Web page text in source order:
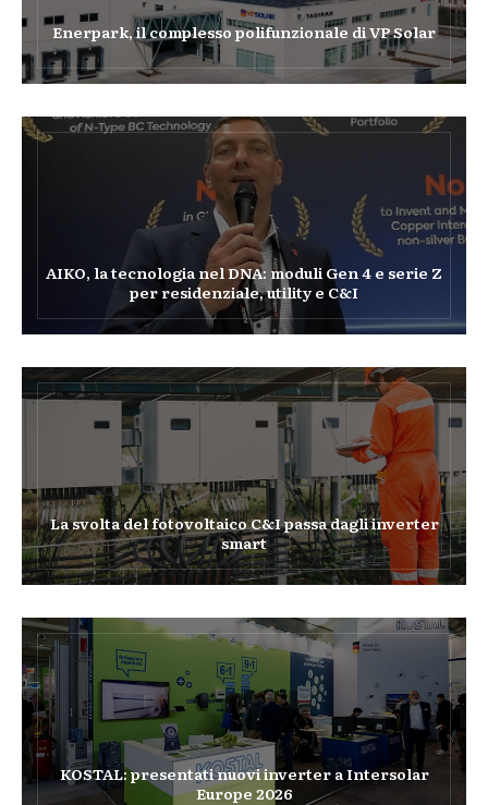
Enerpark, il complesso polifunzionale di VP Solar
AIKO, la tecnologia nel DNA: moduli Gen 4 e serie Z
per residenziale, utility e C&I
La svolta del fotovoltaico C&I passa dagli inverter
smart
KOSTAL: presentati nuovi inverter a Intersolar
Europe 2026